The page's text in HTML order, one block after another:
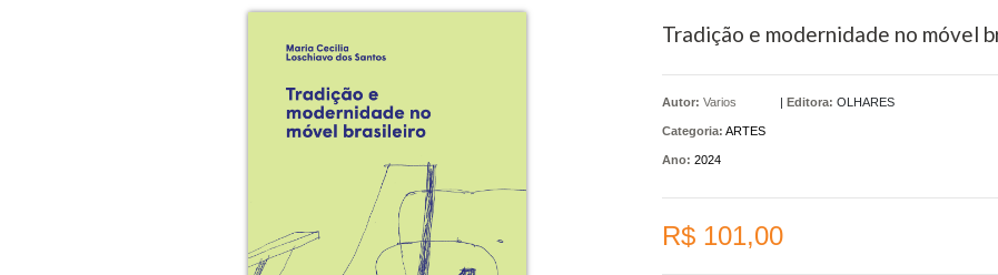
Tradição e modernidade no móvel
Autor: Varios | Editora: OLHARES
Categoria: ARTES
Ano: 2024
R$ 101,00